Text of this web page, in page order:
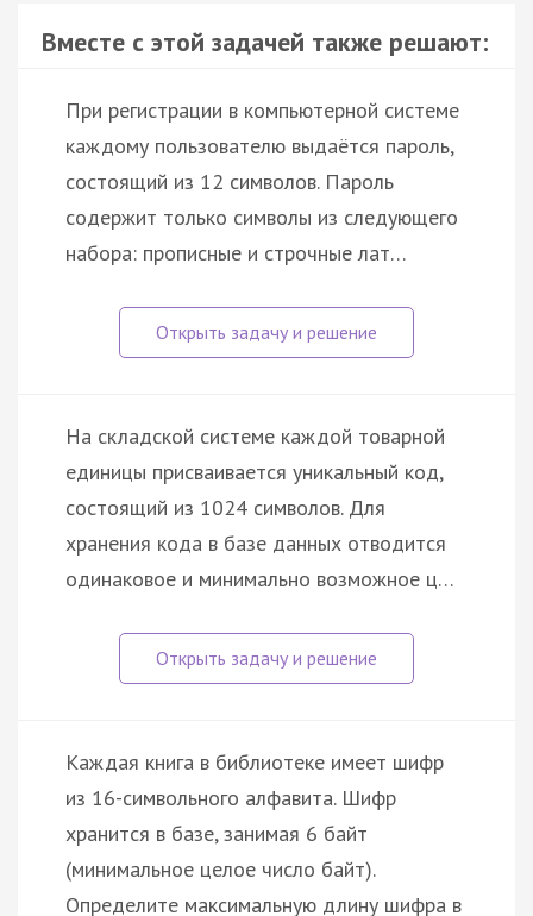
Вместе с этой задачей также решают:
При регистрации в компьютерной системе
каждому пользователю выдаётся пароль,
состоящий из 12 символов. Пароль
содержит только символы из следующего
набора: прописные и строчные лат…
На складской системе каждой товарной
единицы присваивается уникальный код,
состоящий из 1024 символов. Для
хранения кода в базе данных отводится
одинаковое и минимально возможное ц…
Каждая книга в библиотеке имеет шифр
из 16-символьного алфавита. Шифр
хранится в базе, занимая 6 байт
(минимальное целое число байт).
Определите максимальную длину шифра в